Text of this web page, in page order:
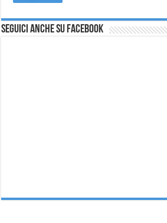
Seguici anche su Facebook